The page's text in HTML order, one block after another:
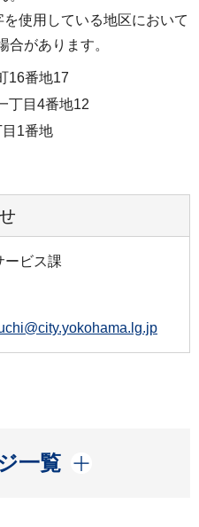
使用している地区において
合があります。
16番地17
丁目4番地12
1番地
ービス課
一覧
開く